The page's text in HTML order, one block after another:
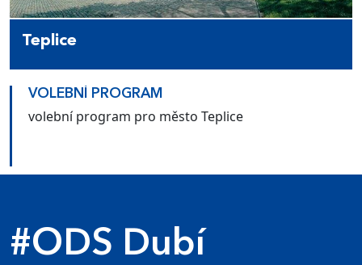
Teplice
VOLEBNÍ PROGRAM
volební program pro město Teplice
#ODS Dubí